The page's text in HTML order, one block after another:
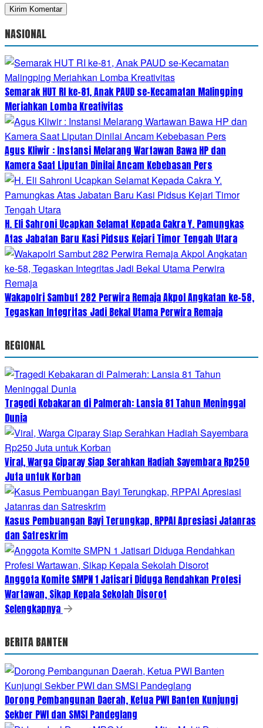
NASIONAL
Semarak HUT RI ke-81, Anak PAUD se-Kecamatan Malingping
Meriahkan Lomba Kreativitas
Agus Kliwir : Instansi Melarang Wartawan Bawa HP dan
Kamera Saat Liputan Dinilai Ancam Kebebasan Pers
H. Eli Sahroni Ucapkan Selamat Kepada Cakra Y. Pamungkas
Atas Jabatan Baru Kasi Pidsus Kejari Timor Tengah Utara
Wakapolri Sambut 282 Perwira Remaja Akpol Angkatan ke-58,
Tegaskan Integritas Jadi Bekal Utama Perwira Remaja
REGIONAL
Tragedi Kebakaran di Palmerah: Lansia 81 Tahun Meninggal
Dunia
Viral, Warga Ciparay Siap Serahkan Hadiah Sayembara Rp250
Juta untuk Korban
Kasus Pembuangan Bayi Terungkap, RPPAI Apresiasi Jatanras
dan Satreskrim
Anggota Komite SMPN 1 Jatisari Diduga Rendahkan Profesi
Wartawan, Sikap Kepala Sekolah Disorot
Selengkapnya
BERITA BANTEN
Dorong Pembangunan Daerah, Ketua PWI Banten Kunjungi
Sekber PWI dan SMSI Pandeglang